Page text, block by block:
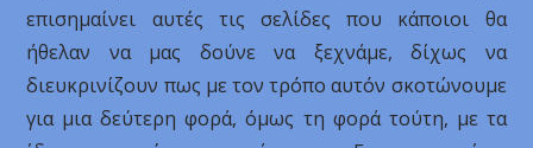
επισημαίνει αυτές τις σελίδες που κάποιοι θα
ήθελαν να μας δούνε να ξεχνάμε, δίχως να
διευκρινίζουν πως με τον τρόπο αυτόν σκοτώνουμε
για μια δεύτερη φορά, όμως τη φορά τούτη, με τα